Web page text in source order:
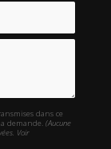
dans ce
demande.(Aucune
Voir